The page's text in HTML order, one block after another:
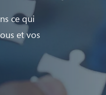
ce qui
et vos